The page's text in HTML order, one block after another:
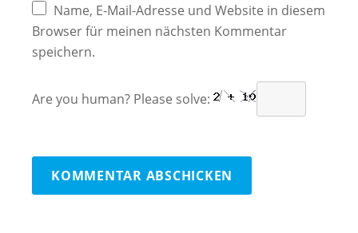
Name, E-Mail-Adresse und Website in diesem
Browser für meinen nächsten Kommentar
speichern.
Are you human? Please solve: